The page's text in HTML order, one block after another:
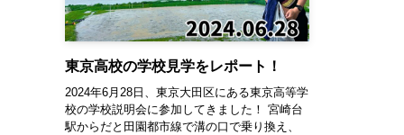
東京高校の学校見学をレポート！
2024年6月28日、東京大田区にある東京高等学
校の学校説明会に参加してきました！ 宮崎台
駅からだと田園都市線で溝の口で乗り換え、